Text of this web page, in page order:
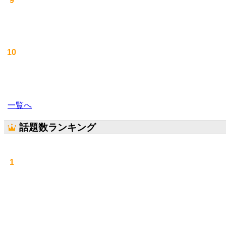
10
一覧へ
話題数ランキング
1